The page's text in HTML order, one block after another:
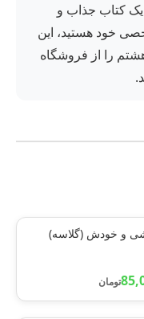
یک کتاب جذاب و
خود هستید، این
را از فروشگاه
و خودش (گلاسه)
تومان